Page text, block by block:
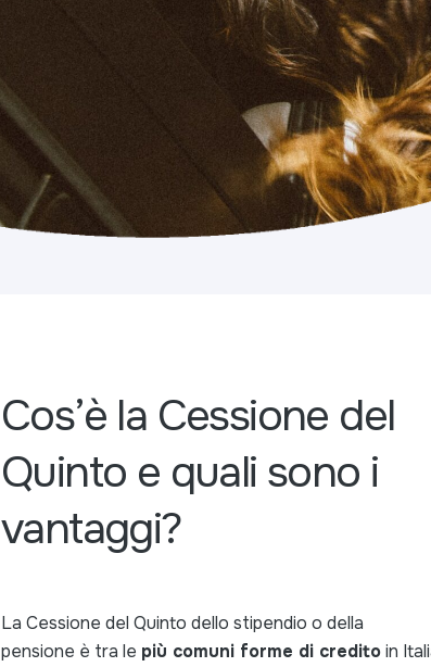
Cos’è la Cessione del
Quinto e quali sono i
vantaggi?
La Cessione del Quinto dello stipendio o della
pensione è tra le più comuni forme di creditoin